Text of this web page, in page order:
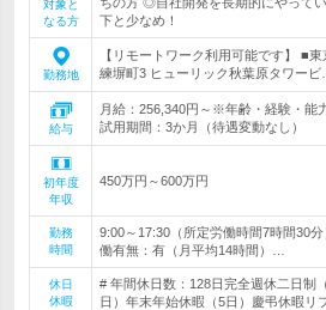
対象と
なる方
下と少なめ！
勤務地
【リモートワーク利用可能です】 ■
練塀町3 ヒューリック秋葉原タワービ…
給与
月給：256,340円～※年齢・経験・能
試用期間：3か月（待遇変動なし）
初年度
年収
450万円～600万円
勤務
時間
9:00～17:30（所定労働時間7時間30
働有無：有（月平均14時間）…
休日
休暇
# 年間休日数：128日完全週休二日制
日）年末年始休暇（5日）慶弔休暇リ